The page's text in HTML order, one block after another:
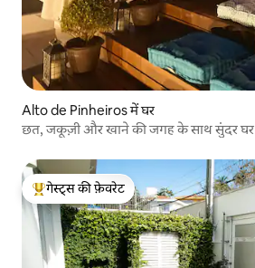
Alto de Pinheiros में घर
छत, जकूज़ी और खाने की जगह के साथ सुंदर घर
गेस्ट्स का टॉप फ़ेवरेट
गेस्ट्स की फ़ेवरेट